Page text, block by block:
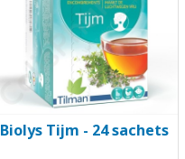
Biolys Tijm - 24 sachets